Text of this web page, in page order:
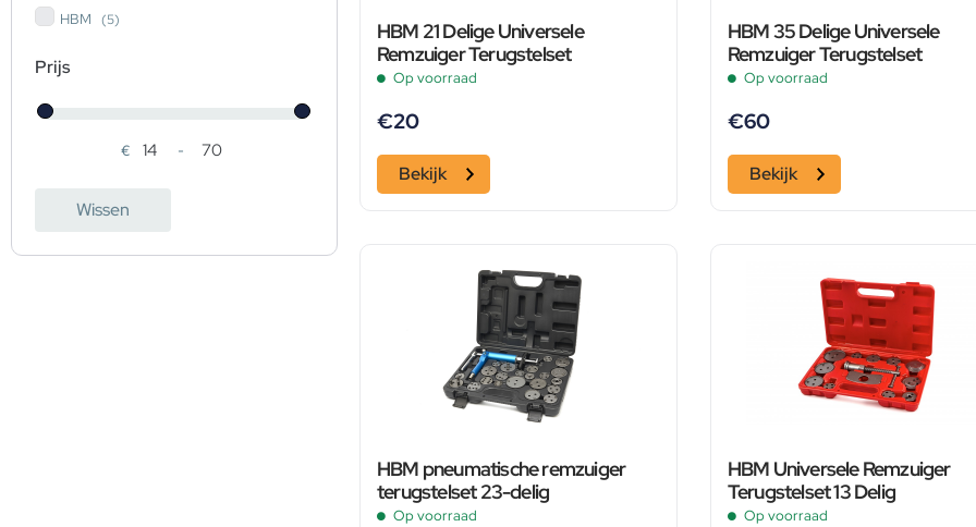
HBM (5)
Prijs
€
Minimale prijs
-
Maximale prijs
Wissen
HBM 21 Delige Universele
Remzuiger Terugstelset
Op voorraad
€20
Bekijk
HBM 35 Delige Universele
Remzuiger Terugstelset
Op voorraad
€60
Bekijk
HBM pneumatische remzuiger
terugstelset 23-delig
Op voorraad
HBM Universele Remzuiger
Terugstelset 13 Delig
Op voorraad